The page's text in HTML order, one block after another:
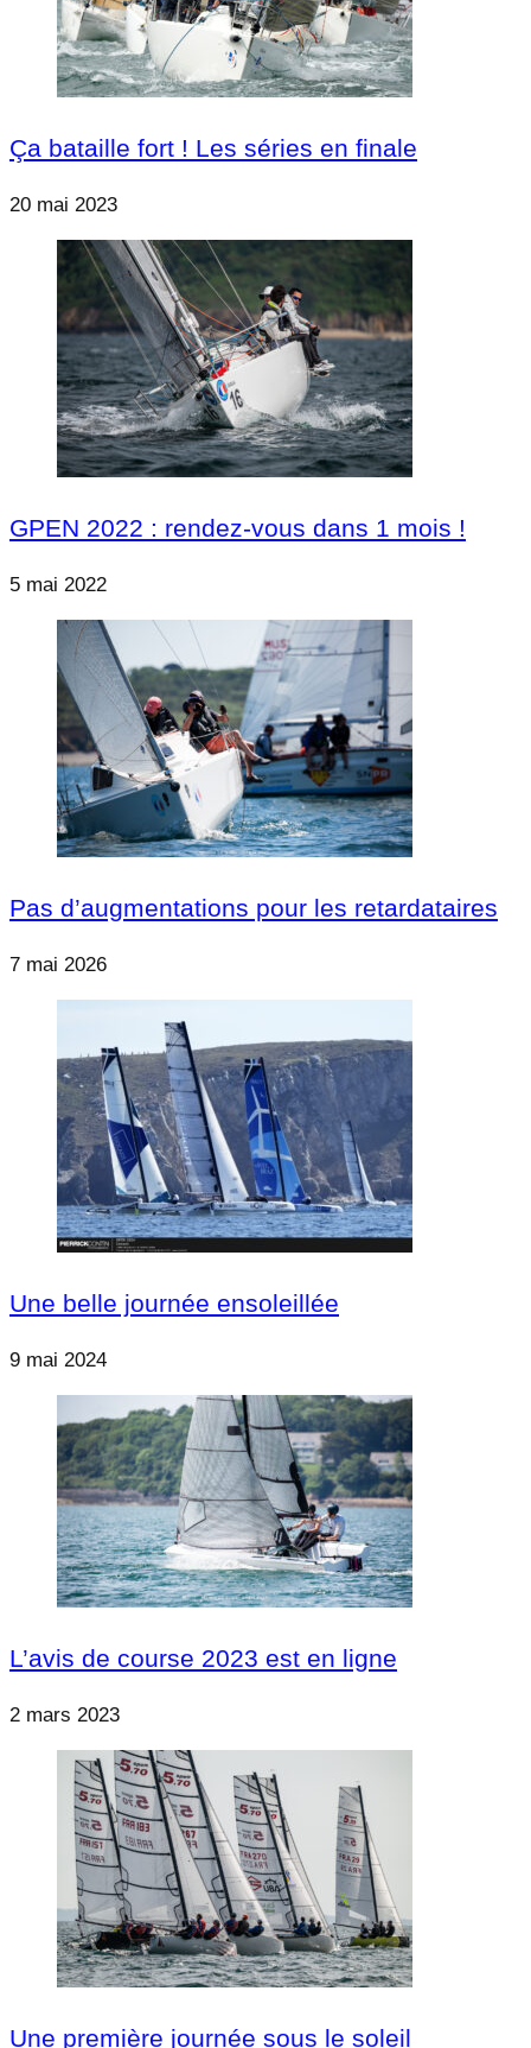
Ça bataille fort ! Les séries en finale
20 mai 2023
GPEN 2022 : rendez-vous dans 1 mois !
5 mai 2022
Pas d’augmentations pour les retardataires
7 mai 2026
Une belle journée ensoleillée
9 mai 2024
L’avis de course 2023 est en ligne
2 mars 2023
Une première journée sous le soleil